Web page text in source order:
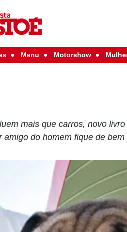
Menu Motorshow
mais que carros, novo
do homem fique de